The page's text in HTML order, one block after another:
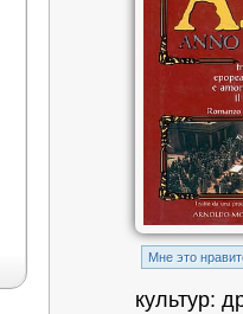
Mне это
культур: